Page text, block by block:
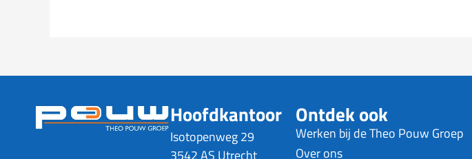
Hoofdkantoor
Isotopenweg 29
3542 AS Utrecht
Ontdek ook
Werken bij de Theo Pouw Groep
Over ons